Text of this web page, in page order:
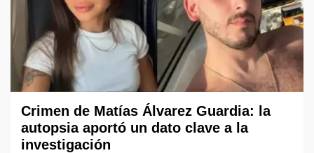
Crimen de Matías Álvarez Guardia: la
autopsia aportó un dato clave a la
investigación